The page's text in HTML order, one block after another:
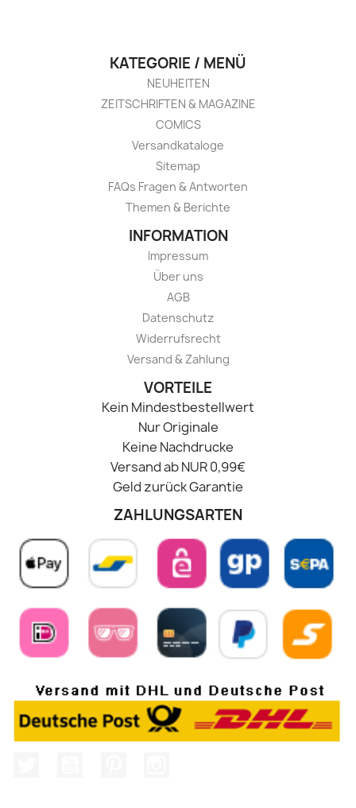
KATEGORIE / MENÜ
NEUHEITEN
ZEITSCHRIFTEN & MAGAZINE
COMICS
Versandkataloge
Sitemap
FAQs Fragen & Antworten
Themen & Berichte
INFORMATION
Impressum
Über uns
AGB
Datenschutz
Widerrufsrecht
Versand & Zahlung
VORTEILE
Kein Mindestbestellwert
Nur Originale
Keine Nachdrucke
Versand ab NUR 0,99€
Geld zurück Garantie
ZAHLUNGSARTEN